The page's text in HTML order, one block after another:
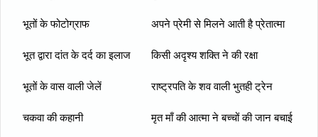
भूतों के फोटोग्राफ अपने प्रेमी से मिलने आती है प्रेतात्मा
भूत द्वारा दांत के दर्द का इलाज किसी अदृश्य शक्ति ने की रक्षा
भूतों के वास वाली जेलें राष्ट्रपति के शव वाली भुतही ट्रेन
चकवा की कहानी मृत माँ की आत्मा ने बच्चों की जान बचाई